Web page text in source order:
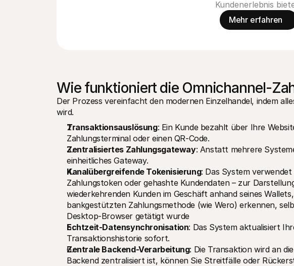
Kundenerlebnis
Mehr erfahren
Wie funktioniert die Omnichannel-
Der Prozess vereinfacht den modernen Einzelhandel, indem
wird.
Transaktionsauslösung: Ein Kunde bezahlt über Ihre
Zahlungsterminal oder einen QR-Code.
Zentralisiertes Zahlungsgateway: Anstatt mehrere
einheitliches Gateway.
Kanalübergreifende Tokenisierung: Das System
Zahlungstoken oder gehashte Kundendaten – zur
wiederkehrenden Kunden im Geschäft anhand seines
bankgestützten Zahlungsmethode (wie Wero) erkennen,
Desktop-Browser getätigt wurde
Echtzeit-Datensynchronisation: Das System aktualisiert
Transaktionshistorie sofort.
Zentrale Backend-Verarbeitung: Die Transaktion wird an
Backend zentralisiert ist, können Sie Streitfälle oder